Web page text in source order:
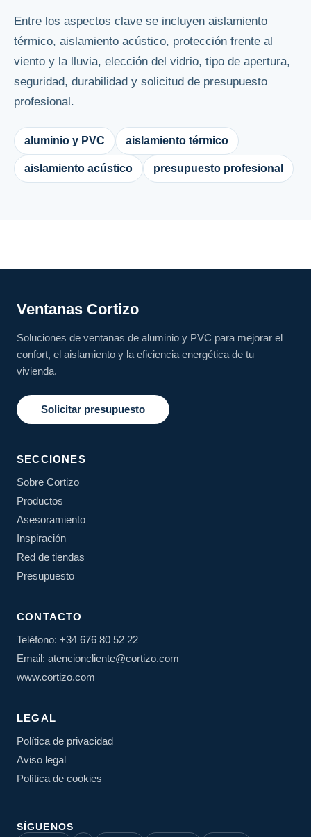
Entre los aspectos clave se incluyen aislamiento
térmico, aislamiento acústico, protección frente al
viento y la lluvia, elección del vidrio, tipo de apertura,
seguridad, durabilidad y solicitud de presupuesto
profesional.
aluminio y PVC aislamiento térmico
aislamiento acústico presupuesto profesional
Ventanas Cortizo
Soluciones de ventanas de aluminio y PVC para mejorar el
confort, el aislamiento y la eficiencia energética de tu
vivienda.
Solicitar presupuesto
SECCIONES
Sobre Cortizo
Productos
Asesoramiento
Inspiración
Red de tiendas
Presupuesto
CONTACTO
Teléfono: +34 676 80 52 22
Email: atencioncliente@cortizo.com
www.cortizo.com
LEGAL
Política de privacidad
Aviso legal
Política de cookies
SÍGUENOS